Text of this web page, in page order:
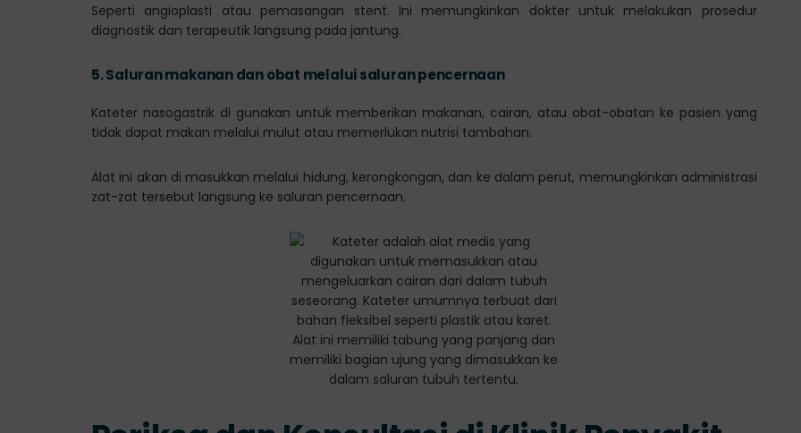
Seperti angioplasti atau pemasangan stent. Ini memungkinkan dokter untuk melakukan prosedur
diagnostik dan terapeutik langsung pada jantung.
5.Saluran makanan dan obat melalui saluran pencernaan
Kateter nasogastrik di gunakan untuk memberikan makanan, cairan, atau obat-obatan ke pasien yang
tidak dapat makan melalui mulut atau memerlukan nutrisi tambahan.
Alat ini akan di masukkan melalui hidung, kerongkongan, dan ke dalam perut, memungkinkan administrasi
zat-zat tersebut langsung ke saluran pencernaan.